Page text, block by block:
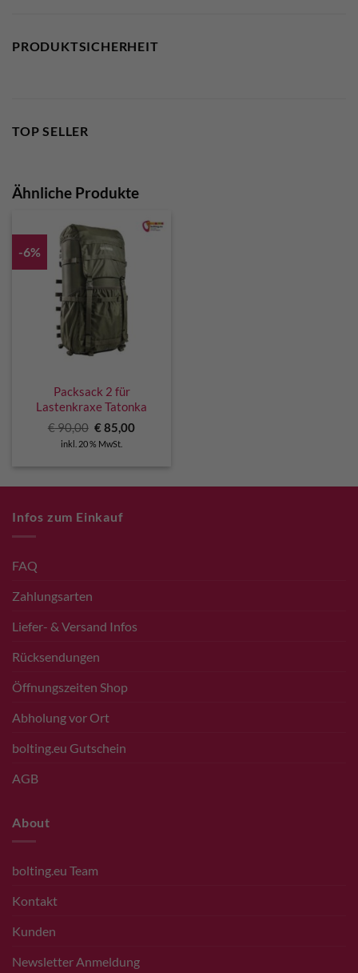
PRODUKTSICHERHEIT
TOP SELLER
Ähnliche Produkte
-6%
Packsack 2 für
Lastenkraxe Tatonka
€90,00 Ursprünglicher
Preis
war:
€85,00Aktueller
inkl. 20 % MwSt.
Infos zum Einkauf
FAQ
Zahlungsarten
Liefer- & Versand Infos
Rücksendungen
Öffnungszeiten Shop
Abholung vor Ort
bolting.eu Gutschein
AGB
About
bolting.eu Team
Kontakt
Kunden
Newsletter Anmeldung